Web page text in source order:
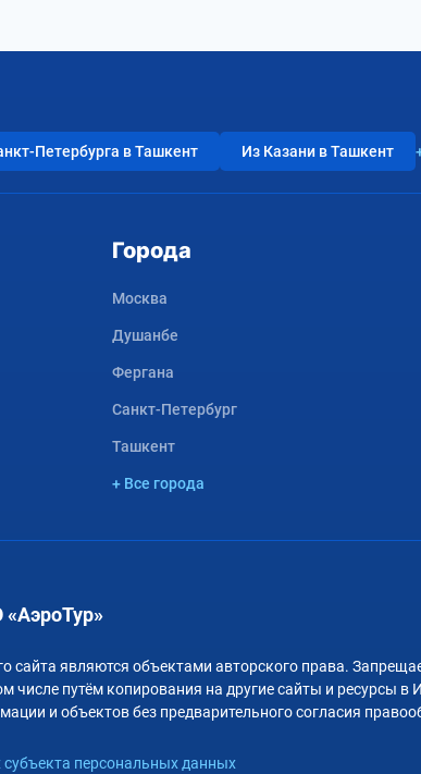
Петербурга в Ташкент Из Казани в Ташкент
Города
Москва
Душанбе
Фергана
Санкт-Петербург
Ташкент
+ Все города
сайта являются объектами авторского права.
числе путём копирования на другие сайты и ресурсы в
и объектов без предварительного согласия
персональных данных